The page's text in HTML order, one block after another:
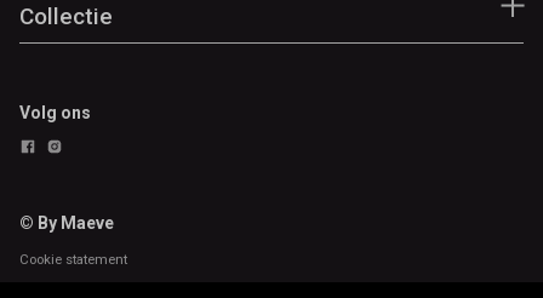
Collectie
Volg ons
© By Maeve
Cookie statement